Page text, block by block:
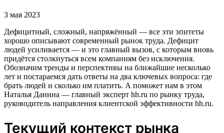
3 мая 2023
Дефицитный, сложный, напряжённый — все эти эпитеты
хорошо описывают современный рынок труда. Дефицит
людей усиливается — и это главный вызов, с которым вновь
придётся столкнуться всем компаниям без исключения.
Обозначим тренды и перспективы на ближайшие несколько
лет и постараемся дать ответы на два ключевых вопроса: где
брать людей и сколько им платить. А поможет нам в этом
Наталья Данина — главный эксперт hh.ru по рынку труда,
руководитель направления клиентской эффективности hh.ru.
Текущий контекст рынка